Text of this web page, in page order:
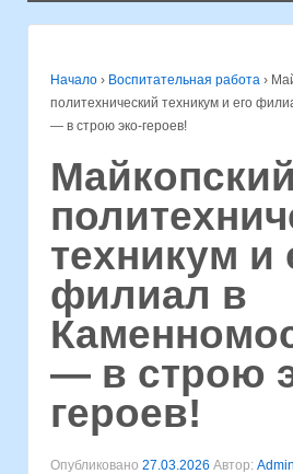
Начало › Воспитательная работа ›
политехнический техникум и его
— в строю эко-героев!
Майкопский
техникум и
филиал в
— в строю
героев!
Опубликовано 27.03.2026 Автор: